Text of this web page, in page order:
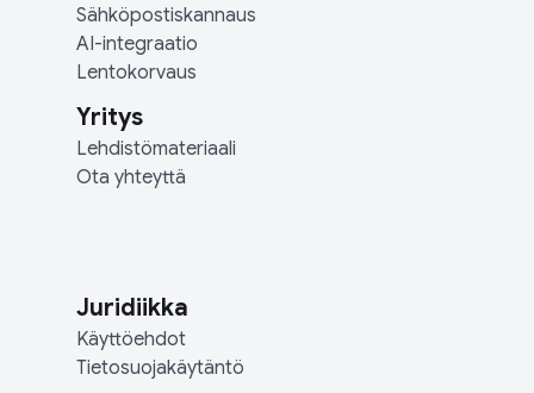
Sähköpostiskannaus
AI-integraatio
Lentokorvaus
Yritys
Lehdistömateriaali
Ota yhteyttä
Juridiikka
Käyttöehdot
Tietosuojakäytäntö